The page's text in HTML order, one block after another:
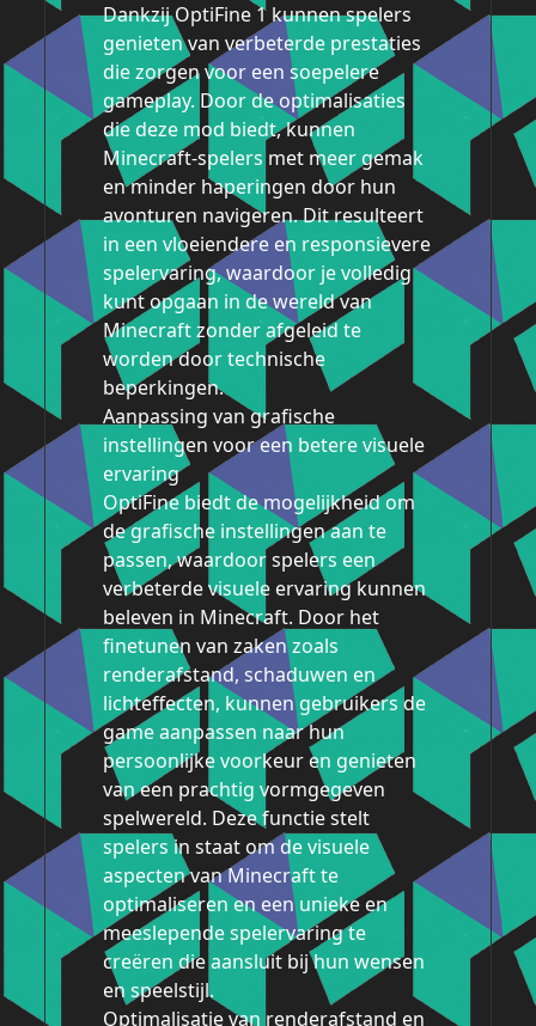
Dankzij OptiFine 1 kunnen spelers
genieten van verbeterde prestaties
die zorgen voor een soepelere
gameplay. Door de optimalisaties
die deze mod biedt, kunnen
Minecraft-spelers met meer gemak
en minder haperingen door hun
avonturen navigeren. Dit resulteert
in een vloeiendere en responsievere
spelervaring, waardoor je volledig
kunt opgaan in de wereld van
Minecraft zonder afgeleid te
worden door technische
beperkingen.
Aanpassing van grafische
instellingen voor een betere visuele
ervaring
OptiFine biedt de mogelijkheid om
de grafische instellingen aan te
passen, waardoor spelers een
verbeterde visuele ervaring kunnen
beleven in Minecraft. Door het
finetunen van zaken zoals
renderafstand, schaduwen en
lichteffecten, kunnen gebruikers de
game aanpassen naar hun
persoonlijke voorkeur en genieten
van een prachtig vormgegeven
spelwereld. Deze functie stelt
spelers in staat om de visuele
aspecten van Minecraft te
optimaliseren en een unieke en
meeslepende spelervaring te
creëren die aansluit bij hun wensen
en speelstijl.
Optimalisatie van renderafstand en